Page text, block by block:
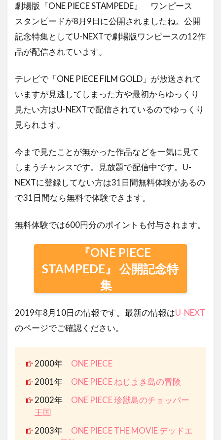
劇場版『ONE PIECE STAMPEDE』 ワンピース
スタンピードが8月9日に公開されましたね。公開
記念特集としてU-NEXTで劇場版ワンピースの12作
品が配信されています。
テレビで「ONE PIECE FILM GOLD」が放送されて
いますが見逃してしまった方や最初からゆっくり
見たい方はU-NEXTで配信されているのでゆっくり
見られます。
今まで見たことが無かった作品などを一気に見て
しまうチャンスです。見放題で配信中です。U-
NEXTに登録してない方は31日間無料体験があるの
で31日間なら無料で体験できます。
無料体験では600円分のポイントも付与されます。
『ONE PIECE
STAMPEDE』 公開記念特
集
2019年8月10日の情報です。最新の情報はU-NEXT
のページでご確認ください。
2000年 ONE PIECE
2001年 ONE PIECE ねじまき島の冒険
2002年 ONE PIECE 珍獣島のチョッパー
王国
2003年 ONE PIECE THE MOVIE デッドエ